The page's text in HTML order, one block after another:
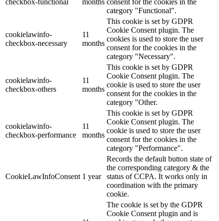
category "Functional".
cookielawinfo-
checkbox-necessary
11
months
This cookie is set by GDPR
Cookie Consent plugin. The
cookies is used to store the user
consent for the cookies in the
category "Necessary".
cookielawinfo-
checkbox-others
11
months
This cookie is set by GDPR
Cookie Consent plugin. The
cookie is used to store the user
consent for the cookies in the
category "Other.
cookielawinfo-
checkbox-performance
11
months
This cookie is set by GDPR
Cookie Consent plugin. The
cookie is used to store the user
consent for the cookies in the
category "Performance".
CookieLawInfoConsent 1 year
Records the default button state of
the corresponding category & the
status of CCPA. It works only in
coordination with the primary
cookie.
The cookie is set by the GDPR
Cookie Consent plugin and is